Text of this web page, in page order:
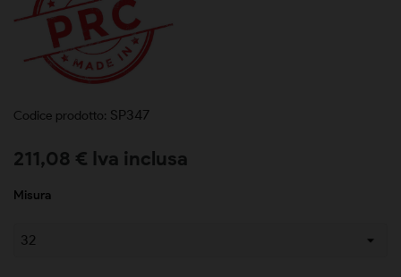
Codice prodotto: SP347
211,08 € Iva inclusa
Misura